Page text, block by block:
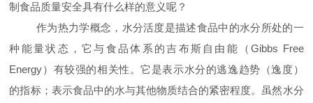
制食品质量安全具有什么样的意义呢？
作为热力学概念，水分活度是描述食品中的水分所处的一
种能量状态，它与食品体系的吉布斯自由能（Gibbs Free
Energy）有较强的相关性。它是表示水分的逃逸趋势（逸度）
的指标；表示食品中的水与其他物质结合的紧密程度。虽然水分